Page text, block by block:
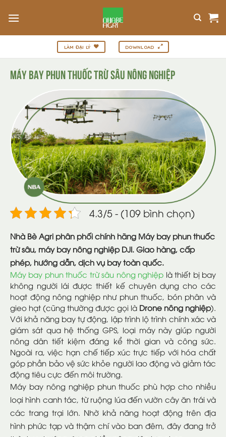
qua
nội
dung
LÀM ĐẠI LÝ DOWNLOAD
MÁY BAY PHUN THUỐC TRỪ SÂU NÔNG NGHIỆP
4.3/5 - (109 bình chọn)
Nhà Bè Agri phân phối chính hãng Máy bay phun thuốc
trừ sâu, máy bay nông nghiệp DJI. Giao hàng, cấp
phép, hướng dẫn, dịch vụ bay toàn quốc.
Máy bay phun thuốc trừ sâu nông nghiệp là thiết bị bay
không người lái được thiết kế chuyên dụng cho các
hoạt động nông nghiệp như phun thuốc, bón phân và
gieo hạt (cũng thường được gọi là Drone nông nghiệp).
Với khả năng bay tự động, lập trình lộ trình chính xác và
giám sát qua hệ thống GPS, loại máy này giúp người
nông dân tiết kiệm đáng kể thời gian và công sức.
Ngoài ra, việc hạn chế tiếp xúc trực tiếp với hóa chất
góp phần bảo vệ sức khỏe người lao động và giảm tác
động tiêu cực đến môi trường.
Máy bay nông nghiệp phun thuốc phù hợp cho nhiều
loại hình canh tác, từ ruộng lúa đến vườn cây ăn trái và
các trang trại lớn. Nhờ khả năng hoạt động trên địa
hình phức tạp và thậm chí vào ban đêm, đây đang trở